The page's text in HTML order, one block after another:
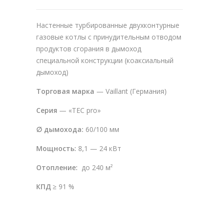
Настенные турбированные двухконтурные
газовые котлы с принудительным отводом
продуктов сгорания в дымоход
специальной конструкции (коаксиальный
дымоход)
Торговая марка — Vaillant (Германия)
Серия — «TEC pro»
∅ дымохода: 60/100 мм
Мощность: 8,1 — 24 кВт
Отопление: до 240 м²
КПД ≥ 91 %